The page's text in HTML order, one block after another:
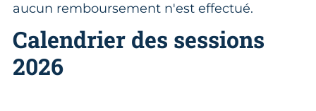
aucun remboursement n'est effectué.
Calendrier des sessions
2026